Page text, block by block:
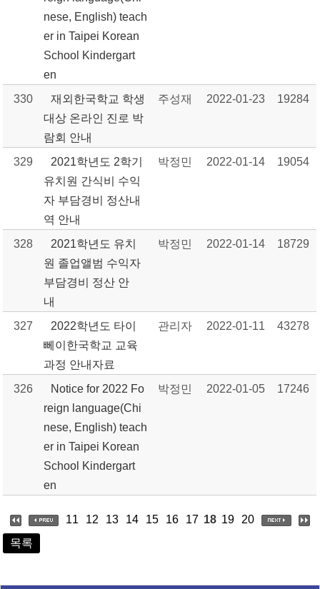
nese, English) teach
er in Taipei Korean
School Kindergart
en
330
재외한국학교 학생
대상 온라인 진로 박
람회 안내
주성재 2022-01-23 19284
329
2021학년도 2학기
유치원 간식비 수익
자 부담경비 정산내
역 안내
박정민 2022-01-14 19054
328
2021학년도 유치
원 졸업앨범 수익자
부담경비 정산 안
내
박정민 2022-01-14 18729
327
2022학년도 타이
뻬이한국학교 교육
과정 안내자료
관리자 2022-01-11 43278
326
Notice for 2022 Fo
reign language(Chi
nese, English) teach
er in Taipei Korean
School Kindergart
en
박정민 2022-01-05 17246
11 12 13 14 15 16 17 18 19
20
목록